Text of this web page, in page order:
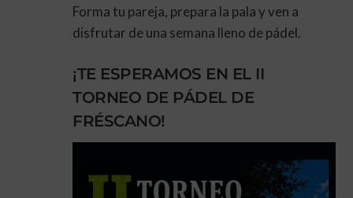
Forma tu pareja, prepara la pala y ven a
disfrutar de una semana lleno de pádel.
¡TE ESPERAMOS EN EL II
TORNEO DE PÁDEL DE
FRÉSCANO!